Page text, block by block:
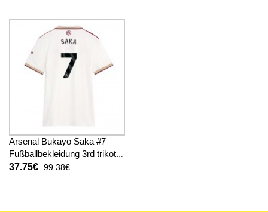
Arsenal Bukayo Saka #7
Fußballbekleidung 3rd trikot
Damen 2025-26 Kurzarm
37.75€ 99.38€